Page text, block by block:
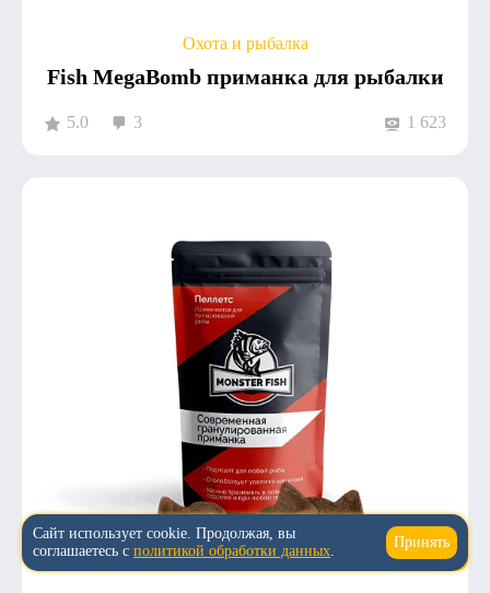
Охота и рыбалка
Fish MegaBomb приманка для рыбалки
5.0 3 1 623
↑
Сайт использует cookie. Продолжая, вы
соглашаетесь с политикой обработки данных.
Принять